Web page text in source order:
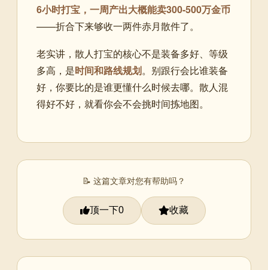
6小时打宝，一周产出大概能卖300-500万金币
——折合下来够收一两件赤月散件了。
老实讲，散人打宝的核心不是装备多好、等级
多高，是时间和路线规划。别跟行会比谁装备
好，你要比的是谁更懂什么时候去哪。散人混
得好不好，就看你会不会挑时间拣地图。
📝 这篇文章对您有帮助吗？
顶一下0 收藏